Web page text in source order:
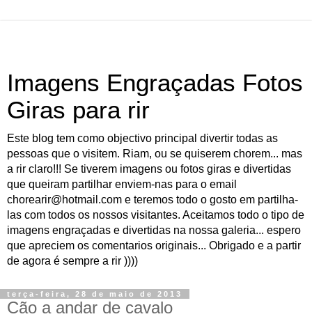
Imagens Engraçadas Fotos
Giras para rir
Este blog tem como objectivo principal divertir todas as
pessoas que o visitem. Riam, ou se quiserem chorem... mas
a rir claro!!! Se tiverem imagens ou fotos giras e divertidas
que queiram partilhar enviem-nas para o email
chorearir@hotmail.com e teremos todo o gosto em partilha-
las com todos os nossos visitantes. Aceitamos todo o tipo de
imagens engraçadas e divertidas na nossa galeria... espero
que apreciem os comentarios originais... Obrigado e a partir
de agora é sempre a rir ))))
terça-feira, 28 de maio de 2013
Cão a andar de cavalo